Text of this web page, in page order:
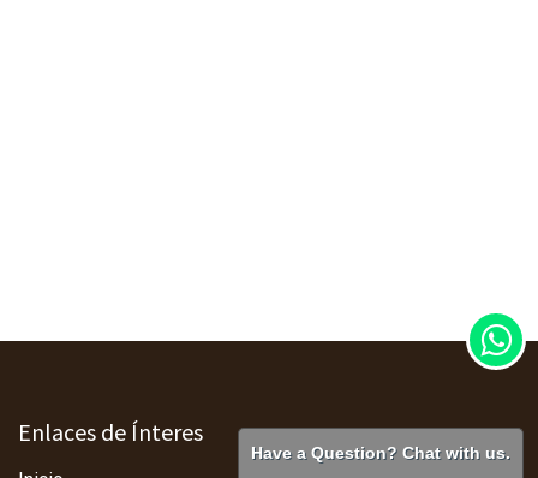
Enlaces de Ínteres
Have a Question? Chat with us.